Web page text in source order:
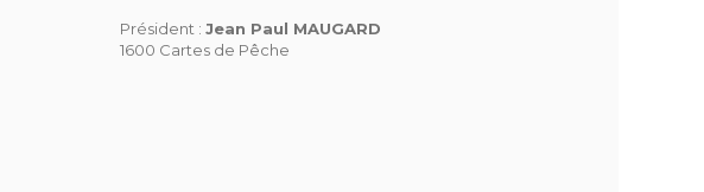
Président : Jean Paul MAUGARD
1600 Cartes de Pêche